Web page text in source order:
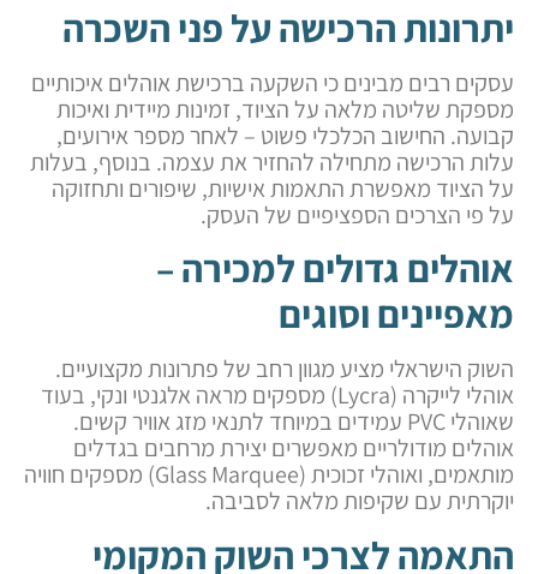
יתרונות הרכישה על פני השכרה
עסקים רבים מבינים כי השקעה ברכישת אוהלים איכותיים
מספקת שליטה מלאה על הציוד, זמינות מיידית ואיכות
קבועה. החישוב הכלכלי פשוט – לאחר מספר אירועים,
עלות הרכישה מתחילה להחזיר את עצמה. בנוסף, בעלות
על הציוד מאפשרת התאמות אישיות, שיפורים ותחזוקה
על פי הצרכים הספציפיים של העסק.
אוהלים גדולים למכירה –
מאפיינים וסוגים
השוק הישראלי מציע מגוון רחב של פתרונות מקצועיים.
אוהלי לייקרה (Lycra) מספקים מראה אלגנטי ונקי, בעוד
שאוהלי PVC עמידים במיוחד לתנאי מזג אוויר קשים.
אוהלים מודולריים מאפשרים יצירת מרחבים בגדלים
מותאמים, ואוהלי זכוכית (Glass Marquee) מספקים חוויה
יוקרתית עם שקיפות מלאה לסביבה.
התאמה לצרכי השוק המקומי